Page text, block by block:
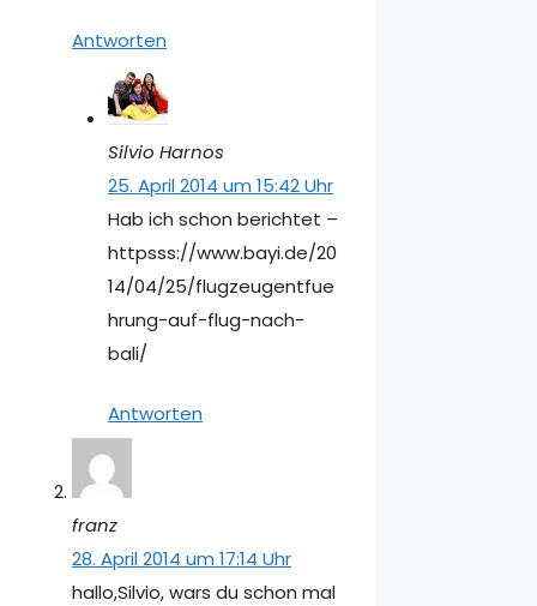
Antworten
Silvio Harnos
25. April 2014 um 15:42 Uhr
Hab ich schon berichtet –
httpsss://www.bayi.de/20
14/04/25/flugzeugentfue
hrung-auf-flug-nach-
bali/
Antworten
franz
28. April 2014 um 17:14 Uhr
hallo,Silvio, wars du schon mal